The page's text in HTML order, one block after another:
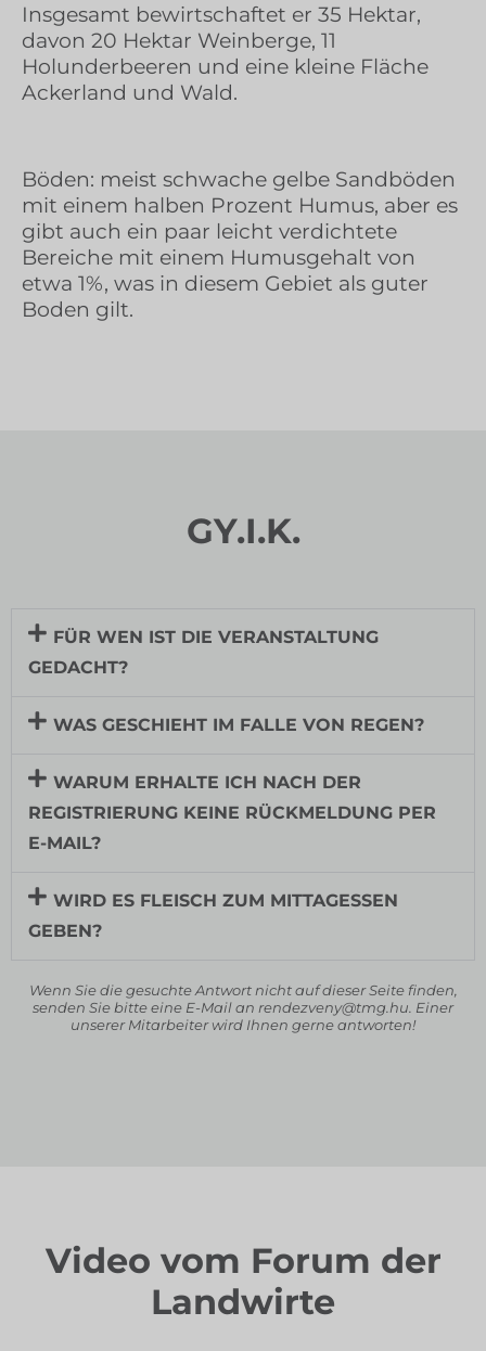
Insgesamt bewirtschaftet er 35 Hektar,
davon 20 Hektar Weinberge, 11
Holunderbeeren und eine kleine Fläche
Ackerland und Wald.
Böden: meist schwache gelbe Sandböden
mit einem halben Prozent Humus, aber es
gibt auch ein paar leicht verdichtete
Bereiche mit einem Humusgehalt von
etwa 1%, was in diesem Gebiet als guter
Boden gilt.
GY.I.K.
FÜR WEN IST DIE VERANSTALTUNG
GEDACHT?
WAS GESCHIEHT IM FALLE VON REGEN?
WARUM ERHALTE ICH NACH DER
REGISTRIERUNG KEINE RÜCKMELDUNG PER
E-MAIL?
WIRD ES FLEISCH ZUM MITTAGESSEN
GEBEN?
Wenn Sie die gesuchte Antwort nicht auf dieser Seite finden,
senden Sie bitte eine E-Mail an rendezveny@tmg.hu. Einer
unserer Mitarbeiter wird Ihnen gerne antworten!
Video vom Forum der
Landwirte